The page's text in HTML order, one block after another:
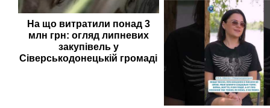
На що витратили понад 3
млн грн: огляд липневих
закупівель у
Сіверськодонецькій громаді